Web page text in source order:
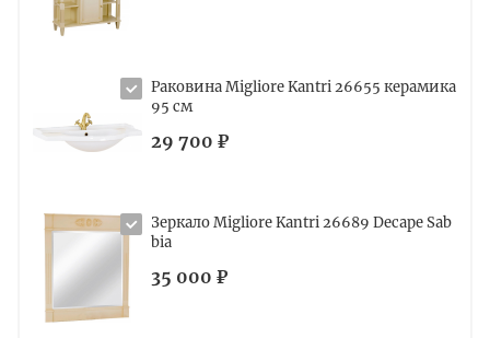
29 700 ₽
Раковина Migliore Kantri 26655 керамика
95 см
35 000 ₽
Зеркало Migliore Kantri 26689 Decape Sab
bia